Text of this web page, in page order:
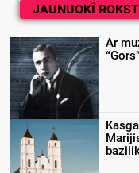
JAUNUOKĪ
Ar